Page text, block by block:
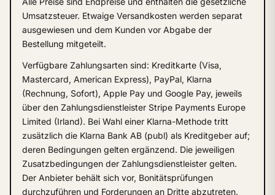
Umsatzsteuer. Etwaige Versandkosten werden separat
ausgewiesen und dem Kunden vor Abgabe der
Bestellung mitgeteilt.
Verfügbare Zahlungsarten sind: Kreditkarte (Visa,
Mastercard, American Express), PayPal, Klarna
(Rechnung, Sofort), Apple Pay und Google Pay, jeweils
über den Zahlungsdienstleister Stripe Payments Europe
Limited (Irland). Bei Wahl einer Klarna-Methode tritt
zusätzlich die Klarna Bank AB (publ) als Kreditgeber auf;
deren Bedingungen gelten ergänzend. Die jeweiligen
Zusatzbedingungen der Zahlungsdienstleister gelten.
Der Anbieter behält sich vor, Bonitätsprüfungen
durchzuführen und Forderungen an Dritte abzutreten.